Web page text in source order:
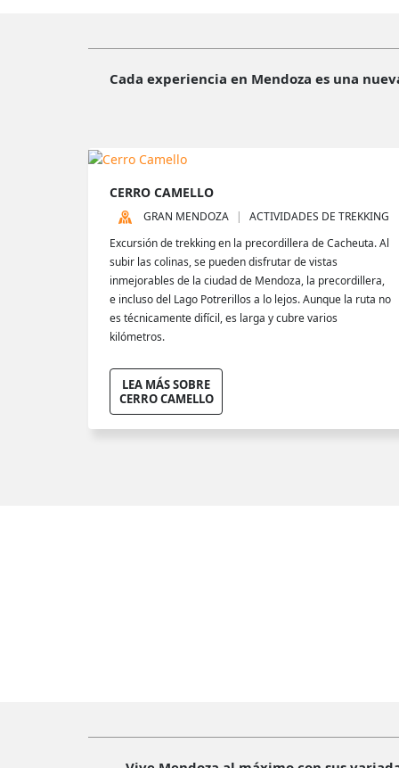
Cada experiencia en Mendoza es una
CERRO CAMELLO
GRAN MENDOZA
ACTIVIDADES DE TREKKING
Excursión de trekking en la precordillera de Cacheuta. Al
subir las colinas, se pueden disfrutar de vistas
inmejorables de la ciudad de Mendoza, la precordillera,
e incluso del Lago Potrerillos a lo lejos. Aunque la ruta no
es técnicamente difícil, es larga y cubre varios
kilómetros.
LEA MÁS SOBRE
CERRO CAMELLO